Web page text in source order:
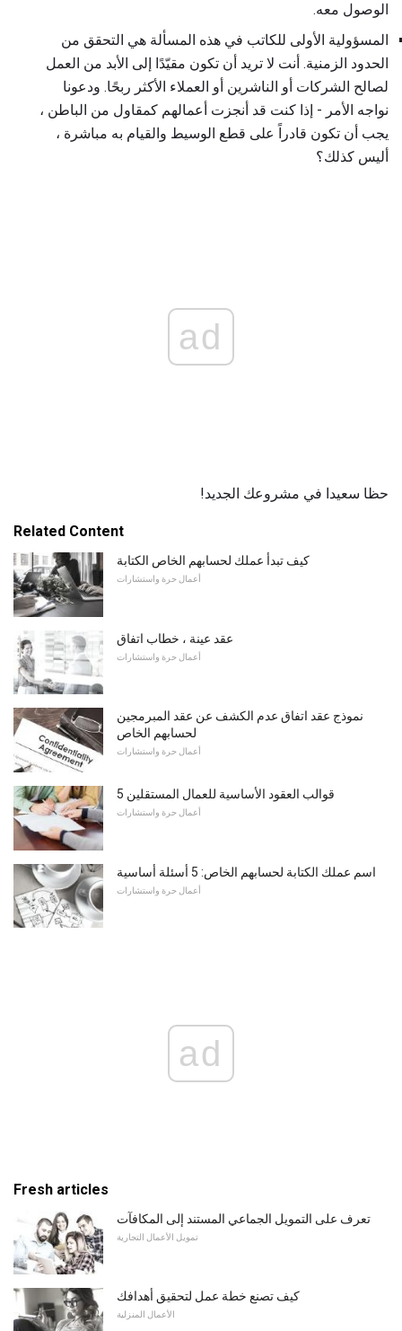
الوصول معه.
المسؤولية الأولى للكاتب في هذه المسألة هي التحقق من
الحدود الزمنية. أنت لا تريد أن تكون مقيّدًا إلى الأبد من العمل
لصالح الشركات أو الناشرين أو العملاء الأكثر ربحًا. ودعونا
نواجه الأمر - إذا كنت قد أنجزت أعمالهم كمقاول من الباطن ،
يجب أن تكون قادراً على قطع الوسيط والقيام به مباشرة ،
أليس كذلك؟
ad
حظا سعيدا في مشروعك الجديد!
Related Content
كيف تبدأ عملك لحسابهم الخاص الكتابة
أعمال حرة واستشارات
عقد عينة ، خطاب اتفاق
أعمال حرة واستشارات
نموذج عقد اتفاق عدم الكشف عن عقد المبرمجين
لحسابهم الخاص
أعمال حرة واستشارات
5 قوالب العقود الأساسية للعمال المستقلين
أعمال حرة واستشارات
اسم عملك الكتابة لحسابهم الخاص: 5 أسئلة أساسية
أعمال حرة واستشارات
ad
Fresh articles
تعرف على التمويل الجماعي المستند إلى المكافآت
تمويل الأعمال التجارية
كيف تصنع خطة عمل لتحقيق أهدافك
الأعمال المنزلية